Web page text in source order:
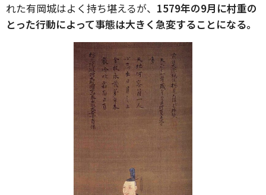
れた有岡城はよく持ち堪えるが、 1579年の9月に村重の
とった行動によって事態は大きく急変することになる。